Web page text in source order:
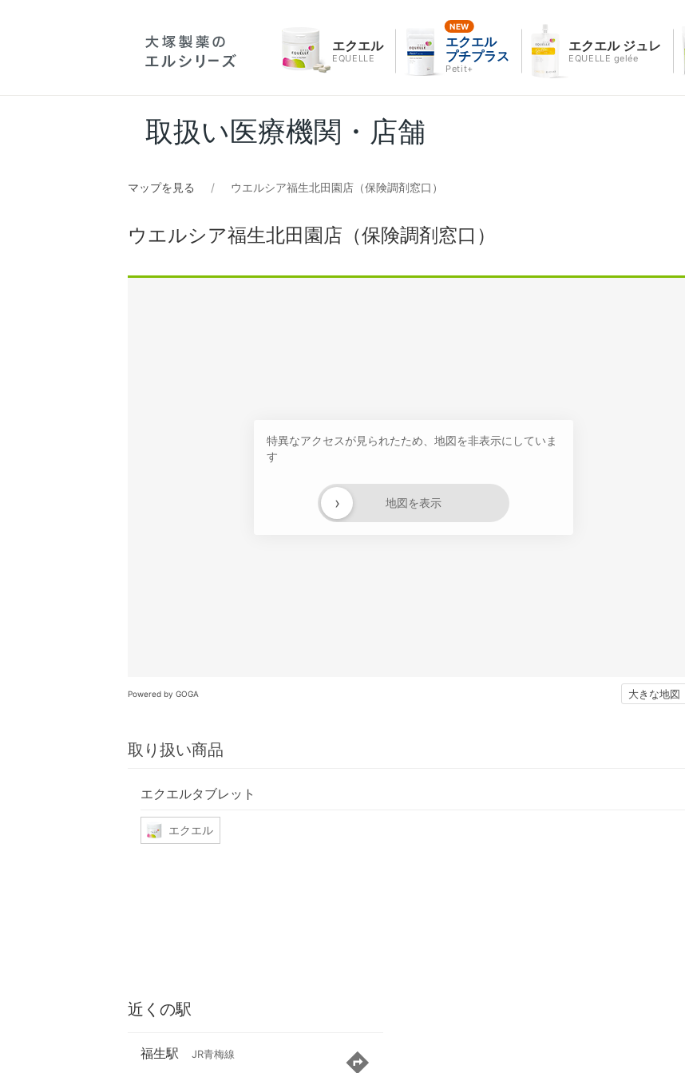
エクエル
EQUELLE
エクエル
プチプラス
Petit+
エクエル ジュレ
EQUELLE gelée
取扱い医療機関・店舗
マップを見る ウエルシア福生北田園店（保険調剤窓口）
ウエルシア福生北田園店（保険調剤窓口）
特異なアクセスが見られたため、地図を非表示にしていま
す
地図を表示
›
Powered by GOGA 大きな地図
取り扱い商品
エクエルタブレット
エクエル
近くの駅
福生駅 JR青梅線